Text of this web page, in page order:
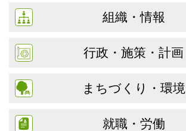
組織・情報
行政・施策・計画
まちづくり・環境
就職・労働